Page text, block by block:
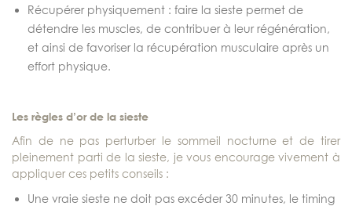
Récupérer physiquement : faire la sieste permet de
détendre les muscles, de contribuer à leur régénération,
et ainsi de favoriser la récupération musculaire après un
effort physique.
Les règles d’or de la sieste
Afin de ne pas perturber le sommeil nocturne et de tirer
pleinement parti de la sieste, je vous encourage vivement à
appliquer ces petits conseils :
Une vraie sieste ne doit pas excéder 30 minutes, le timing